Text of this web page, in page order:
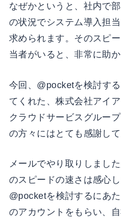
なぜかというと、社内で
の状況でシステム導入担
求められます。そのスピ
当者がいると、非常に助
今回、@pocketを検討す
てくれた、株式会社アイ
クラウドサービスグルー
の方々にはとても感謝して
メールでやり取りしまし
のスピードの速さは感心し
@pocketを検討するにあ
のアカウントをもらい、